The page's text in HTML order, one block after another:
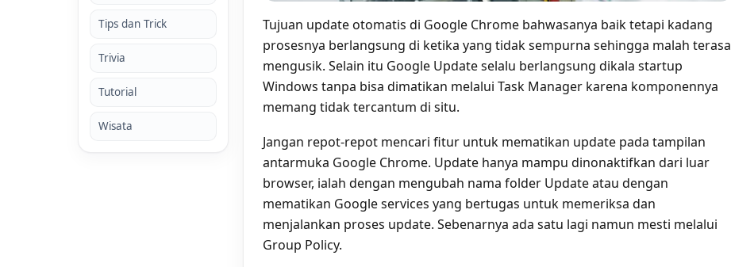
Tips dan Trick
Trivia
Tutorial
Wisata
Tujuan update otomatis di Google Chrome bahwasanya baik tetapi kadang
prosesnya berlangsung di ketika yang tidak sempurna sehingga malah terasa
mengusik. Selain itu Google Update selalu berlangsung dikala startup
Windows tanpa bisa dimatikan melalui Task Manager karena komponennya
memang tidak tercantum di situ.
Jangan repot-repot mencari fitur untuk mematikan update pada tampilan
antarmuka Google Chrome. Update hanya mampu dinonaktifkan dari luar
browser, ialah dengan mengubah nama folder Update atau dengan
mematikan Google services yang bertugas untuk memeriksa dan
menjalankan proses update. Sebenarnya ada satu lagi namun mesti melalui
Group Policy.